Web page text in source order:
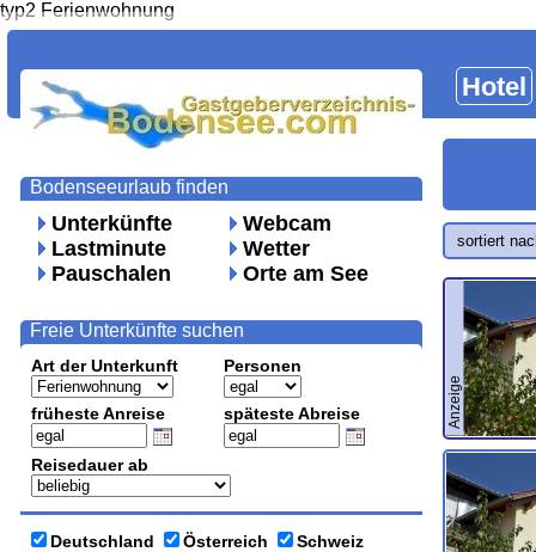
typ2 Ferienwohnung
Unterkünfte
Lastminute
Pauschalen
Webcam
Wetter
Orte am See
Bodenseeurlaub finden
Art der Unterkunft Personen
früheste Anreise späteste Abreise
Reisedauer ab
Deutschland Österreich Schweiz
Freie Unterkünfte suchen
Hotel
sortiert
Anzeige